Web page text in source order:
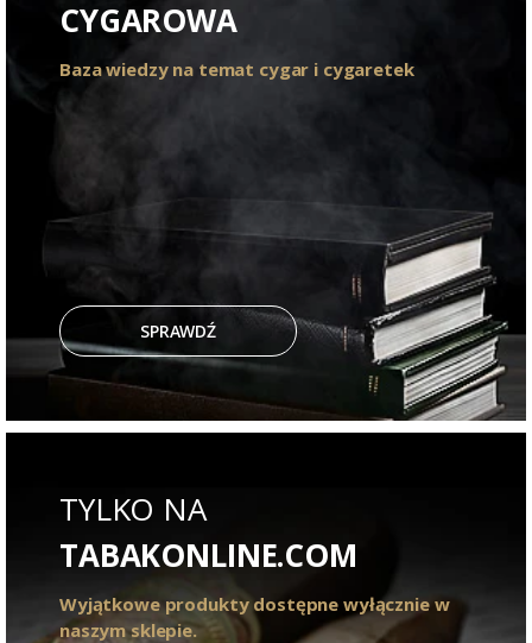
CYGAROWA
Baza wiedzy na temat cygar i cygaretek
SPRAWDŹ
TYLKO NA
TABAKONLINE.COM
Wyjątkowe produkty dostępne wyłącznie w
naszym sklepie.